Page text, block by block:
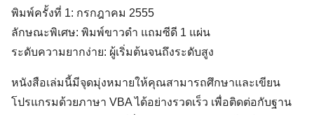
พิมพ์ครั้งที่ 1: กรกฎาคม 2555
ลักษณะพิเศษ: พิมพ์ขาวดำ แถมซีดี 1 แผ่น
ระดับความยากง่าย: ผู้เริ่มต้นจนถึงระดับสูง
หนังสือเล่มนี้มีจุดมุ่งหมายให้คุณสามารถศึกษาและเขียน
โปรแกรมด้วยภาษา VBA ได้อย่างรวดเร็ว เพื่อติดต่อกับฐาน